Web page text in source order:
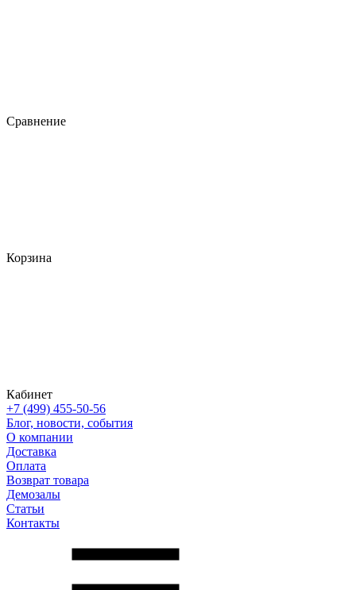
Сравнение
Корзина
Кабинет
+7 (499) 455-50-56
Блог, новости, события
О компании
Доставка
Оплата
Возврат товара
Демозалы
Статьи
Контакты